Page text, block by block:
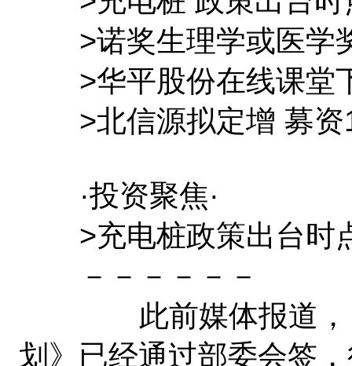
>诺奖生理学或医学
>华平股份在线课堂
>北信源拟定增 募资
·投资聚焦·
>充电桩政策出台时
－－－－－－
此前媒体报道，《
划》已经通过部委会签